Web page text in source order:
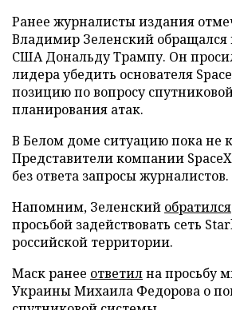
Ранее журналисты издания
Владимир Зеленский обращался
США Дональду Трампу. Он
лидера убедить основателя
позицию по вопросу
планирования атак.
В Белом доме ситуацию пока не
Представители компании
без ответа запросы журналистов.
Напомним, Зеленский обратился
просьбой задействовать сеть
российской территории.
Маск ранее ответилна просьбу
Украины Михаила Федорова о